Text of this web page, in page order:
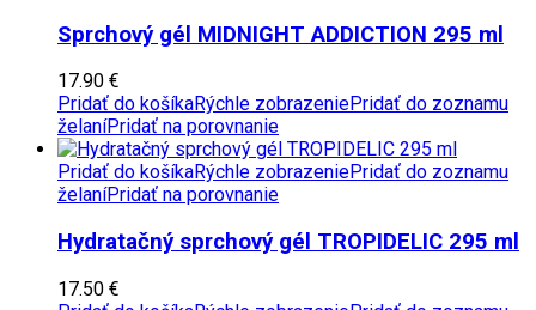
Sprchový gél MIDNIGHT ADDICTION 295 ml
17.90 €
Pridať do košíkaRýchle zobrazeniePridať do zoznamu
želaníPridať na porovnanie
Pridať do košíkaRýchle zobrazeniePridať do zoznamu
želaníPridať na porovnanie
Hydratačný sprchový gél TROPIDELIC 295 ml
17.50 €